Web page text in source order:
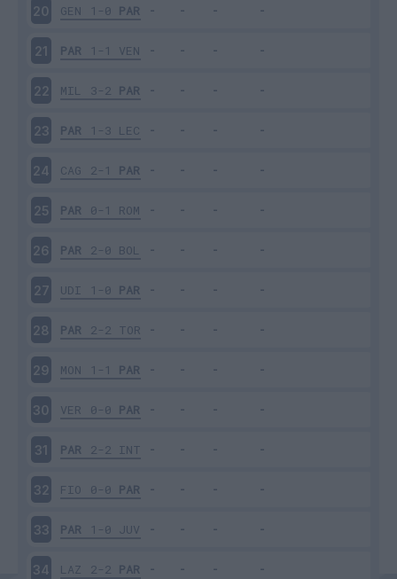
20 GEN 1-0 PAR
21 PAR 1-1 VEN
22 MIL 3-2 PAR
23 PAR 1-3 LEC
24 CAG 2-1 PAR
25 PAR 0-1 ROM
26 PAR 2-0 BOL
27 UDI 1-0 PAR
28 PAR 2-2 TOR
29 MON 1-1 PAR
30 VER 0-0 PAR
31 PAR 2-2 INT
32 FIO 0-0 PAR
33 PAR 1-0 JUV
34 LAZ 2-2 PAR